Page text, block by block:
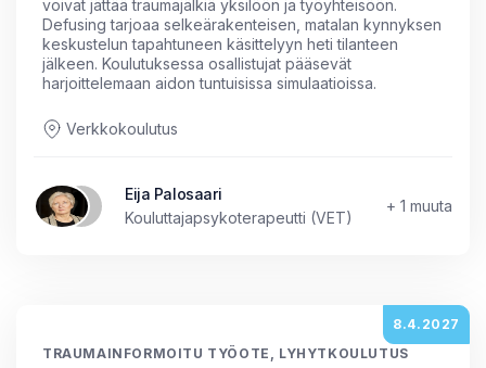
voivat jättää traumajälkiä yksilöön ja työyhteisöön.
Defusing tarjoaa selkeärakenteisen, matalan kynnyksen
keskustelun tapahtuneen käsittelyyn heti tilanteen
jälkeen. Koulutuksessa osallistujat pääsevät
harjoittelemaan aidon tuntuisissa simulaatioissa.
Verkkokoulutus
Eija Palosaari
Kouluttajapsykoterapeutti (VET)
+ 1 muuta
8.4.2027
TRAUMAINFORMOITU TYÖOTE, LYHYTKOULUTUS